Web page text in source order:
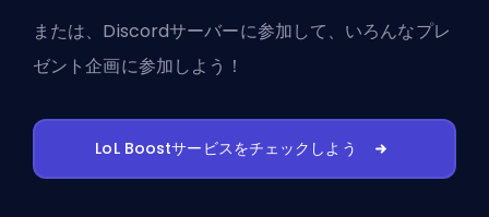
または、 Discordサーバーに参加して、いろんなプレ
ゼント企画に参加しよう！
LoL Boostサービスをチェックしよう